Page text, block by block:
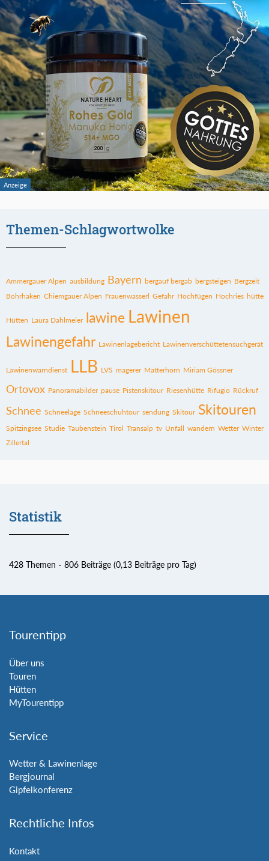
Themen-Schlagwortwolke
Ammergauer Alpen ausbildung Bayern bergauf bergab bergsteigen Bergzeit
Bohrhaken Chiemgauer Alpen Frauenwasserl Gefahr Hochfügen Hochries hütte
Hütten Laura Dahlmeier lawine Lawinen
Lawinengefahr Lawinenlagebericht Lawinenverschüttetensuchgerät
Lawinenwarndienst LLB LVS magerer Matterhorn Miriam Gössner
Ortovox Panoramabilder pause Pistenskitour Riesenhütte Rifugio Rückruf
Schnee Schneelage Schneeschuhtour sendung Skitour Skitouren
Spitzingsee Studie Taubenstein Tirol Transalp tv Unfall wandern Wetter Winter
Zillertal
Statistik
428 Themen 806 Beiträge (0,13 Beiträge pro Tag)
Tourentipp
Über uns
Touren
Hütten
MyTourentipp
Service
Wetter & Lawinenlage
Bergjournal
Gipfelkonferenz
Rechtliche Infos
Kontakt